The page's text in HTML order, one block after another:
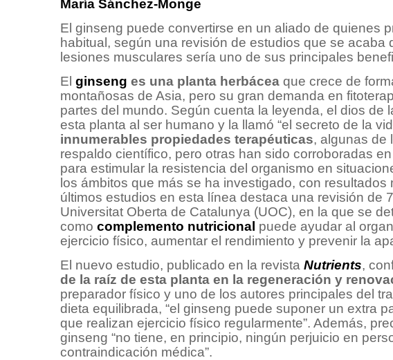
María Sánchez-Monge
El ginseng puede convertirse en un aliado de quienes
habitual, según una revisión de estudios que se acaba
lesiones musculares sería uno de sus principales
El ginseng es una planta herbácea que crece de
montañosas de Asia, pero su gran demanda en
partes del mundo. Según cuenta la leyenda, el dios de
esta planta al ser humano y la llamó “el secreto de la
innumerables propiedades terapéuticas, algunas de
respaldo científico, pero otras han sido corroboradas
para estimular la resistencia del organismo en
los ámbitos que más se ha investigado, con resultados
últimos estudios en esta línea destaca una revisión de
Universitat Oberta de Catalunya (UOC), en la que se
como complemento nutricional puede ayudar al
ejercicio físico, aumentar el rendimiento y prevenir la
El nuevo estudio, publicado en la revista Nutrients,
de la raíz de esta planta en la regeneración y
preparador físico y uno de los autores principales del
dieta equilibrada, “el ginseng puede suponer un extra
que realizan ejercicio físico regularmente”. Además,
ginseng “no tiene, en principio, ningún perjuicio en
contraindicación médica”.